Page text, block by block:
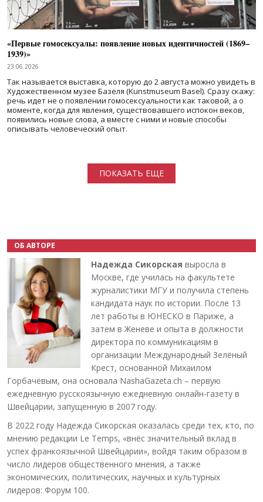
«Первые гомосексуалы: появление новых идентичностей (1869–
1939)»
23.06.2026
Так называется выставка, которую до 2 августа можно увидеть в
Художественном музее Базеля (Kunstmuseum Basel). Сразу скажу:
речь идет не о появлении гомосексуальности как таковой, а о
моменте, когда для явления, существовавшего испокон веков,
появились новые слова, а вместе с ними и новые способы
описывать человеческий опыт.
ПОКАЗАТЬ ЕЩЕ
ОБ АВТОРЕ
Надежда Сикорская выросла в
Москве, где училась на факультете
журналистики МГУ и получила степень
кандидата наук по истории. После 13
лет работы в ЮНЕСКО в Париже, а
затем в Женеве и опыта в должности
директора по коммуникациям в
организации Международный Зелёный
Крест, основанной Михаилом
Горбачёвым, она основала NashaGazeta.ch – первую
ежедневную русскоязычную ежедневную онлайн-газету в
Швейцарии, запущенную в 2007 году.
В 2022 году Надежда Сикорская оказалась среди тех, кто, по
мнению редакции Le Temps, «внёс значительный вклад в
успех франкоязычной Швейцарии», войдя таким образом в
число лидеров общественного мнения, а также
экономических, политических, научных и культурных
лидеров: Форум 100.